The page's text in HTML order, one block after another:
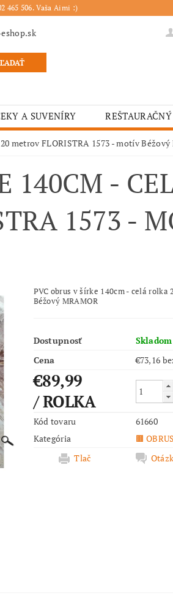
465 506. Vaša Aimi :)
A SUVENÍRY
ZARIADENIA
metrov FLORISTRA 1573 - motív Béžový
140CM -
1573 -
PVC obrus v šírke 140cm - celá rolka
Béžový MRAMOR
Dostupnosť
Skladom
Cena
€89,99
/ ROLKA
Kód tovaru
61660
Kategória
🟫
Tlač